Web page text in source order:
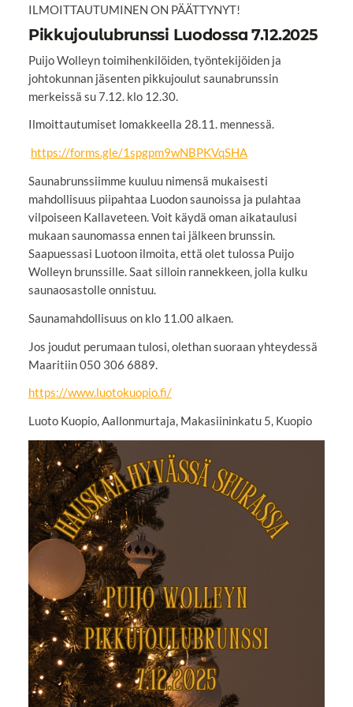
ILMOITTAUTUMINEN ON PÄÄTTYNYT!
Pikkujoulubrunssi Luodossa 7.12.2025
Puijo Wolleyn toimihenkilöiden, työntekijöiden ja
johtokunnan jäsenten pikkujoulut saunabrunssin
merkeissä su 7.12. klo 12.30.
Ilmoittautumiset lomakkeella 28.11. mennessä.
https://forms.gle/1spgpm9wNBPKVqSHA
Saunabrunssiimme kuuluu nimensä mukaisesti
mahdollisuus piipahtaa Luodon saunoissa ja pulahtaa
vilpoiseen Kallaveteen. Voit käydä oman aikataulusi
mukaan saunomassa ennen tai jälkeen brunssin.
Saapuessasi Luotoon ilmoita, että olet tulossa Puijo
Wolleyn brunssille. Saat silloin rannekkeen, jolla kulku
saunaosastolle onnistuu.
Saunamahdollisuus on klo 11.00 alkaen.
Jos joudut perumaan tulosi, olethan suoraan yhteydessä
Maaritiin 050 306 6889.
https://www.luotokuopio.fi/
Luoto Kuopio, Aallonmurtaja, Makasiininkatu 5, Kuopio